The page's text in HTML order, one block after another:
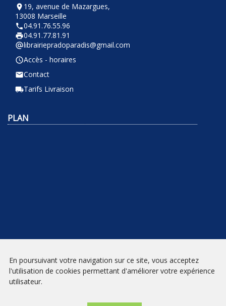
room 19, avenue de Mazargues,
13008 Marseille
phone04.91.76.55.96
local_printshop04.91.77.81.91
alternate_emaillibrairiepradoparadis@gmail.com
query_builderAccès - horaires
emailContact
local_shippingTarifs Livraison
PLAN
NEWSLETTER
En poursuivant votre navigation sur ce site, vous acceptez
l'utilisation de cookies permettant d'améliorer votre expérience
utilisateur.